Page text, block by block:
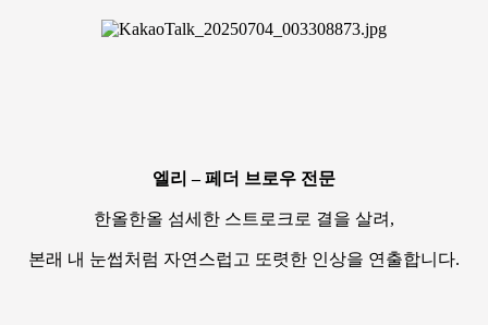
엘리 – 페더 브로우 전문
한올한올 섬세한 스트로크로 결을 살려,
본래 내 눈썹처럼 자연스럽고 또렷한 인상을 연출합니다.